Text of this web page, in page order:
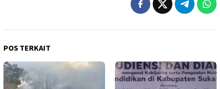
POS TERKAIT